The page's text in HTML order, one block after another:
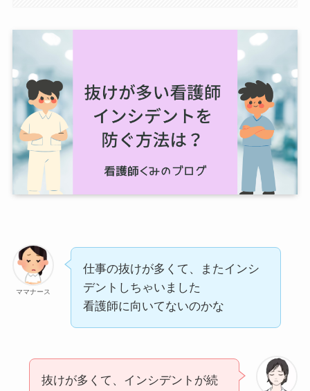
ママナース
仕事の抜けが多くて、またインシ
デントしちゃいました
看護師に向いてないのかな
抜けが多くて、インシデントが続